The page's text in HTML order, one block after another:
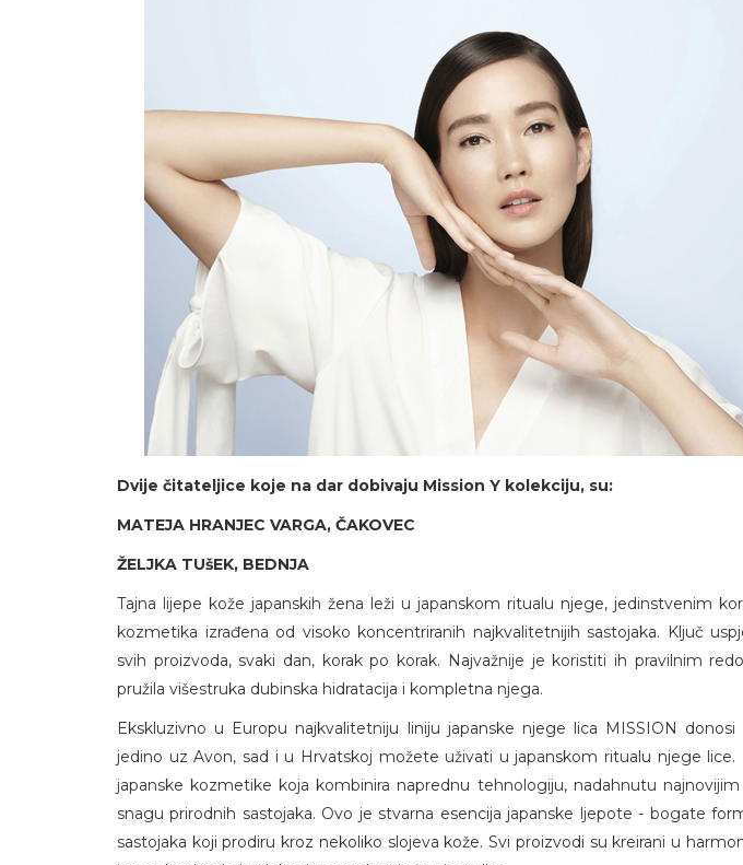
Dvije čitateljice koje na dar dobivaju Mission Y kolekciju, su:
MATEJA HRANJEC VARGA, ČAKOVEC
ŽELJKA TUšEK, BEDNJA
Tajna lijepe kože japanskih žena leži u japanskom ritualu njege, jedinstvenim
kozmetika izrađena od visoko koncentriranih najkvalitetnijih sastojaka. Ključ
svih proizvoda, svaki dan, korak po korak. Najvažnije je koristiti ih pravilnim
pružila višestruka dubinska hidratacija i kompletna njega.
Ekskluzivno u Europu najkvalitetniju liniju japanske njege lica MISSION
jedino uz Avon, sad i u Hrvatskoj možete uživati u japanskom ritualu njege lice.
japanske kozmetike koja kombinira naprednu tehnologiju, nadahnutu
snagu prirodnih sastojaka. Ovo je stvarna esencija japanske ljepote - bogate
sastojaka koji prodiru kroz nekoliko slojeva kože. Svi proizvodi su kreirani u